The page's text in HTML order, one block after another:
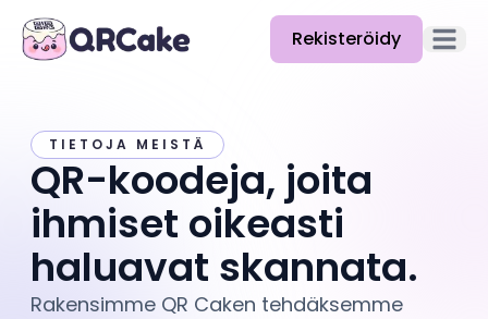
Rekisteröidy Avaa
Hinnat
Blogi
Dokumentaatio
Ohje
TIETOJA MEISTÄ
QR-koodeja, joita
ihmiset oikeasti
haluavat skannata.
Rakensimme QR Caken tehdäksemme